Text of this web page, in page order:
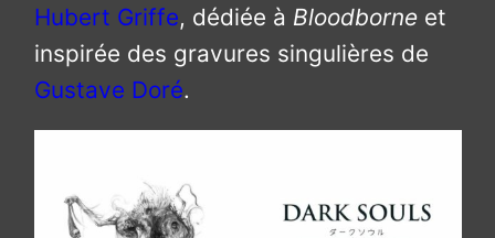
Hubert Griffe, dédiée à Bloodborneet
inspirée des gravures singulières de
Gustave Doré.